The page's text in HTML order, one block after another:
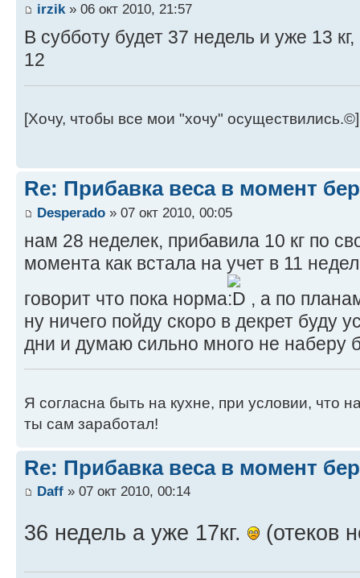
irzik» 06 окт 2010, 21:57
В субботу будет 37 недель и уже 13
12
[Хочу, чтобы все мои "хочу" осуществились.©]
Re: Прибавка веса в момент
Desperado » 07 окт 2010, 00:05
нам 28 неделек, прибавила 10 кг по
момента как встала на учет в 11
говорит что пока норма
, а по
ну ничего пойду скоро в декрет буду
дни и думаю сильно много не наберу
Я согласна быть на кухне, при условии, что
ты сам заработал!
Re: Прибавка веса в момент
Daff » 07 окт 2010, 00:14
36 недель а уже 17кг. (отеков